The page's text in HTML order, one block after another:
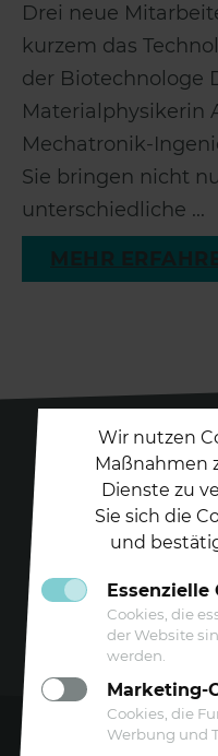
Drei neue
kurzem das
der Biotechnologe
Materialphysikerin
Mechatronik-
Sie bringen nicht
unterschiedliche ...
Wir nutzen
Maßnahmen
Dienste zu
Sie sich die
und
Essenzielle
Cookies, die
der Website
werden.
Marketing-
Cookies, die
Werbung und